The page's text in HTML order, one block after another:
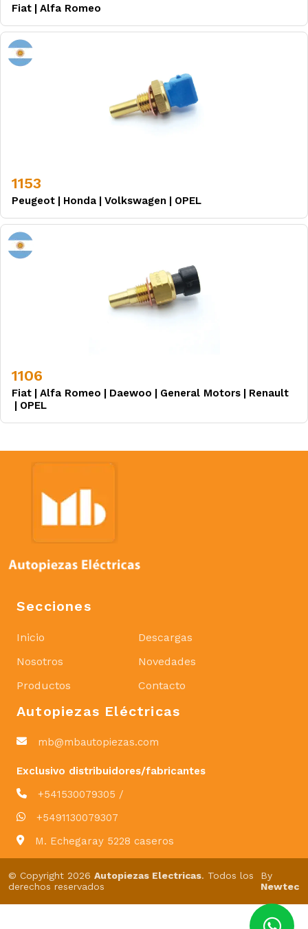
Fiat | Alfa Romeo
1153
Peugeot | Honda | Volkswagen | OPEL
1106
Fiat | Alfa Romeo | Daewoo | General Motors | Renault
| OPEL
Secciones
Inicio
Nosotros
Productos
Descargas
Novedades
Contacto
Autopiezas Eléctricas
mb@mbautopiezas.com
Exclusivo distribuidores/fabricantes
+541530079305 /
+5491130079307
M. Echegaray 5228 caseros
© Copyright 2026 Autopiezas Electricas. Todos los
derechos reservados
By
Newtec